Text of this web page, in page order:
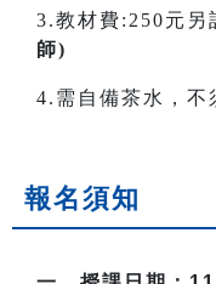
3.教材費:250元另
師)
4.需自備茶水，不
報名須知